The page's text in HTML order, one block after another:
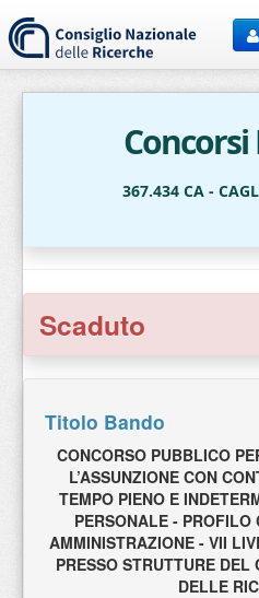
Home
Documentazione
367.434 CA -
Scaduto
Titolo Bando
CONCORSO PUBBLICO
L’ASSUNZIONE CON
TEMPO PIENO E
PERSONALE -
AMMINISTRAZIONE - VII
PRESSO STRUTTURE
DELLE